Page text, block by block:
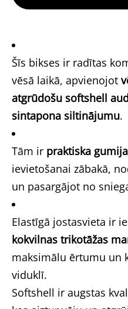
Šīs bikses ir radītas
vēsā laikā, apvienojot
atgrūdošu softshell
sintapona siltinājumu.
Tām ir praktiska
ievietošanai zābakā,
un pasargājot no
Elastīgā jostasvieta ir
kokvilnas trikotāžas
maksimālu ērtumu un
viduklī.
Softshell ir augstas